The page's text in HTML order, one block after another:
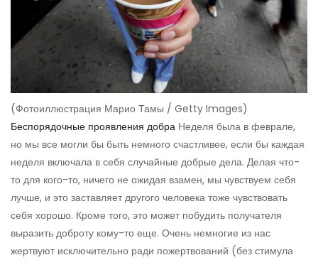
(Фотоиллюстрация Марио Тамы / Getty Images)
Беспорядочные проявления добра Неделя была в феврале,
но мы все могли бы быть немного счастливее, если бы каждая
неделя включала в себя случайные добрые дела. Делая что-
то для кого-то, ничего не ожидая взамен, мы чувствуем себя
лучше, и это заставляет другого человека тоже чувствовать
себя хорошо. Кроме того, это может побудить получателя
выразить доброту кому-то еще. Очень немногие из нас
жертвуют исключительно ради пожертвований (без стимула